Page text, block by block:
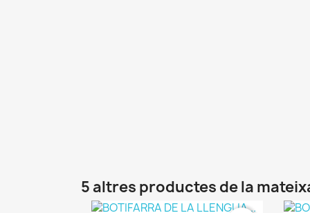
5 altres productes de la